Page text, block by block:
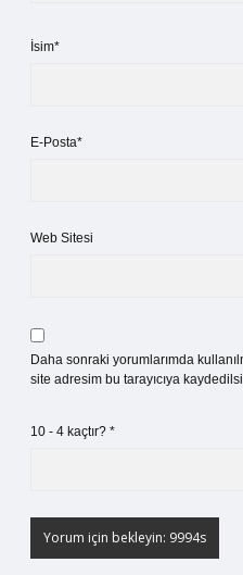
İsim*
E-Posta*
Web Sitesi
Daha sonraki yorumlarımda
site adresim bu tarayıcıya
10 - 4 kaçtır? *